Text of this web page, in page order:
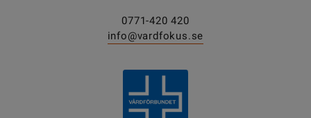
0771-420 420
info@vardfokus.se